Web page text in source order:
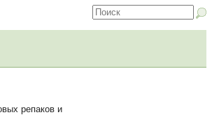
репаков и